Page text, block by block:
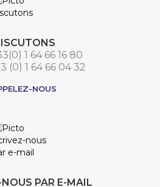
1 64 66 16 80
(0) 1 64 66 04 32
NOUS
PAR E-MAIL